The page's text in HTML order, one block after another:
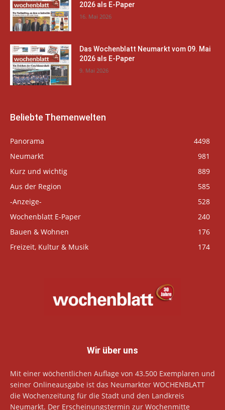
2026 als E-Paper
16. Mai 2026
Das Wochenblatt Neumarkt vom 09. Mai
2026 als E-Paper
9. Mai 2026
Beliebte Themenwelten
Panorama
4498
Neumarkt
981
Kurz und wichtig
889
Aus der Region
585
-Anzeige-
528
Wochenblatt E-Paper
240
Bauen & Wohnen
176
Freizeit, Kultur & Musik
174
Wir über uns
Mit einer wöchentlichen Auflage von 43.500 Exemplaren und
seiner Onlineausgabe ist das Neumarkter WOCHENBLATT
die Wochenzeitung für die Stadt und den Landkreis
Neumarkt. Der Erscheinungstermin zur Wochenmitte